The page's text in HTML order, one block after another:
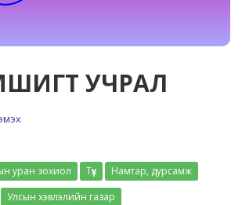
УЧРАЛ
уран зохиол Түүх Намтар, дурсамж
Улсын хэвлэлийн газар